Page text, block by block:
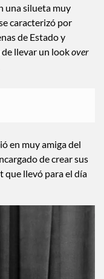
una silueta muy
caracterizó por
de Estado y
llevar un lookover
en muy amiga del
de crear sus
que llevó para el día